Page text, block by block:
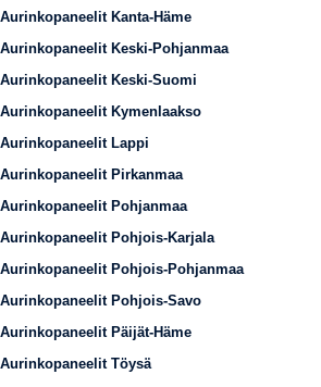
Aurinkopaneelit Kanta-Häme
Aurinkopaneelit Keski-Pohjanmaa
Aurinkopaneelit Keski-Suomi
Aurinkopaneelit Kymenlaakso
Aurinkopaneelit Lappi
Aurinkopaneelit Pirkanmaa
Aurinkopaneelit Pohjanmaa
Aurinkopaneelit Pohjois-Karjala
Aurinkopaneelit Pohjois-Pohjanmaa
Aurinkopaneelit Pohjois-Savo
Aurinkopaneelit Päijät-Häme
Aurinkopaneelit Töysä